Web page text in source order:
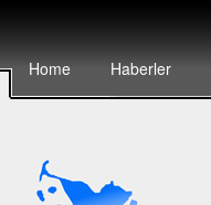
Home Haberler